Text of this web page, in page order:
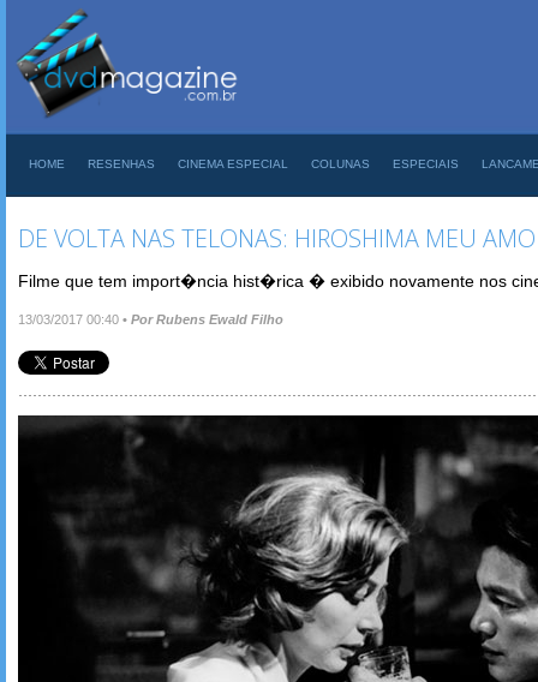
HOME RESENHAS CINEMA ESPECIAL COLUNAS ESPECIAIS
DE VOLTA NAS TELONAS: HIROSHIMA MEU
Filme que tem import�ncia hist�rica � exibido novamente nos
13/03/2017 00:40 • Por Rubens Ewald Filho